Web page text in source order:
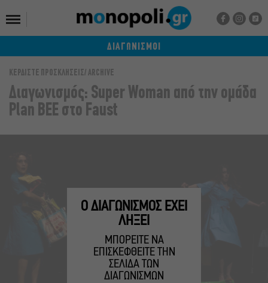
ΔΙΑΓΩΝΙΣΜΟΙ
ΚΕΡΔΙΣΤΕ ΠΡΟΣΚΛΗΣΕΙΣ ARCHIVE
Διαγωνισμός: Super Woman από την ομάδα
Plan BEE στο Faust
Ο ΔΙΑΓΩΝΙΣΜΟΣ ΕΧΕΙ
ΛΗΞΕΙ
ΜΠΟΡΕΙΤΕ ΝΑ
ΕΠΙΣΚΕΦΘΕΙΤΕ ΤΗΝ
ΣΕΛΙΔΑ ΤΩΝ
ΔΙΑΓΩΝΙΣΜΩΝ